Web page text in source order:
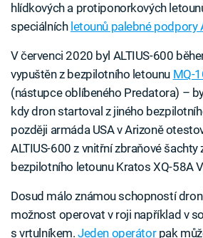
hlídkových a protiponorkových
speciálních letounů palebné podpory
V červenci 2020 byl ALTIUS-600
vypuštěn z bezpilotního letounu MQ-
(nástupce oblíbeného Predatora) –
kdy dron startoval z jiného
později armáda USA v Arizoně
ALTIUS-600 z vnitřní zbraňové šachty
bezpilotního letounu Kratos XQ-58A
Dosud málo známou schopností
možnost operovat v roji například v
s vrtulníkem.Jeden operátorpak